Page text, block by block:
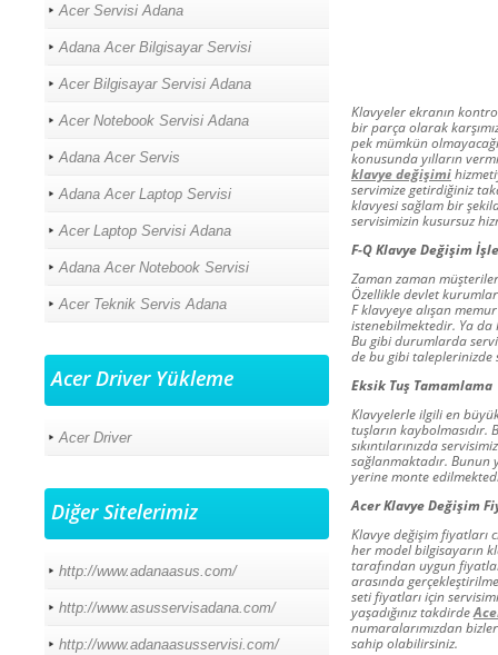
Acer Servisi Adana
Adana Acer Bilgisayar Servisi
Acer Bilgisayar Servisi Adana
Acer Notebook Servisi Adana
Adana Acer Servis
Adana Acer Laptop Servisi
Acer Laptop Servisi Adana
Adana Acer Notebook Servisi
Acer Teknik Servis Adana
Acer Driver Yükleme
Acer Driver
Diğer Sitelerimiz
http://www.adanaasus.com/
http://www.asusservisadana.com/
http://www.adanaasusservisi.com/
Klavyeler ekranın
bir parça olarak
pek mümkün
konusunda yılların
klavye değişimi
servimize getirdiğiniz
klavyesi sağlam bir
servisimizin kusursuz
F-Q Klavye Değişim
Zaman zaman
Özellikle devlet
F klavyeye alışan
istenebilmektedir. Ya
Bu gibi durumlarda
de bu gibi taleplerinizde
Eksik Tuş Tamamlama
Klavyelerle ilgili en
tuşların kaybolmasıdır.
sıkıntılarınızda
sağlanmaktadır. Bunun
yerine monte
Acer Klavye Değişim
Klavye değişim fiyatları
her model bilgisayarın
tarafından uygun
arasında
seti fiyatları için
yaşadığınız takdirde
numaralarımızdan
sahip olabilirsiniz.